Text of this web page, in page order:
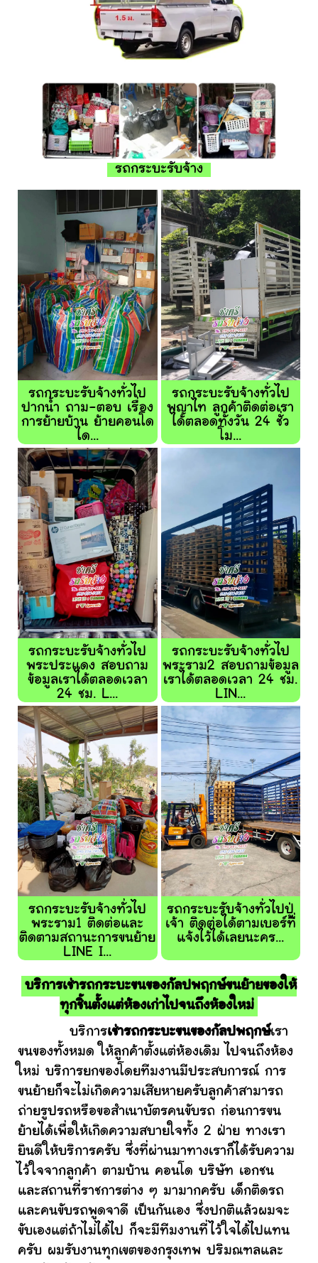
รถกระบะรับจ้าง
รถกระบะรับจ้างทั่วไป
ปากน้ำ ถาม-ตอบ เรื่อง
การย้ายบ้าน ย้ายคอนโด
ได...
รถกระบะรับจ้างทั่วไป
พญาไท ลูกค้าติดต่อเรา
ได้ตลอดทั้งวัน 24 ชั่ว
โม...
รถกระบะรับจ้างทั่วไป
พระประแดง สอบถาม
ข้อมูลเราได้ตลอดเวลา
24 ชม. L...
รถกระบะรับจ้างทั่วไป
พระราม2 สอบถามข้อมูล
เราได้ตลอดเวลา 24 ชม.
LIN...
รถกระบะรับจ้างทั่วไป
พระราม1 ติดต่อและ
ติดตามสถานะการขนย้าย
LINE I...
รถกระบะรับจ้างทั่วไปปู่
เจ้า ติดต่อได้ตามเบอร์ที่
แจ้งไว้ได้เลยนะคร...
บริการเช่ารถกระบะขนของกัลปพฤกษ์ขนย้ายของให้
ทุกชิ้นตั้งแต่ห้องเก่าไปจนถึงห้องใหม่
บริการเช่ารถกระบะขนของกัลปพฤกษ์เรา
ขนของทั้งหมด ให้ลูกค้าตั้งแต่ห้องเดิม ไปจนถึงห้อง
ใหม่ บริการยกของโดยทีมงานมีประสบการณ์ การ
ขนย้ายก็จะไม่เกิดความเสียหายครับลูกค้าสามารถ
ถ่ายรูปรถหรือขอสำเนาบัตรคนขับรถ ก่อนการขน
ย้ายได้เพื่อให้เกิดความสบายใจทั้ง 2 ฝ่าย ทางเรา
ยินดีให้บริการครับ ซึ่งที่ผ่านมาทางเราก็ได้รับความ
ไว้ใจจากลูกค้า ตามบ้าน คอนโด บริษัท เอกชน
และสถานที่ราชการต่าง ๆ มามากครับ เด็กติดรถ
และคนขับรถพูดจาดี เป็นกันเอง ซึ่งปกติแล้วผมจะ
ขับเองแต่ถ้าไม่ได้ไป ก็จะมีทีมงานที่ไว้ใจได้ไปแทน
ครับ ผมรับงานทุกเขตของกรุงเทพ ปริมณฑลและ